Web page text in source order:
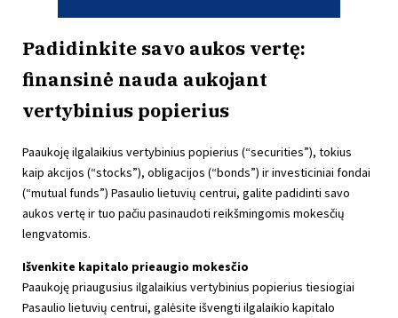
Padidinkite savo aukos vertę:
finansinė nauda aukojant
vertybinius popierius
Paaukoję ilgalaikius vertybinius popierius (“securities”), tokius
kaip akcijos (“stocks”), obligacijos (“bonds”) ir investiciniai fondai
(“mutual funds”) Pasaulio lietuvių centrui, galite padidinti savo
aukos vertę ir tuo pačiu pasinaudoti reikšmingomis mokesčių
lengvatomis.
Išvenkite kapitalo prieaugio mokesčio
Paaukoję priaugusius ilgalaikius vertybinius popierius tiesiogiai
Pasaulio lietuvių centrui, galėsite išvengti ilgalaikio kapitalo